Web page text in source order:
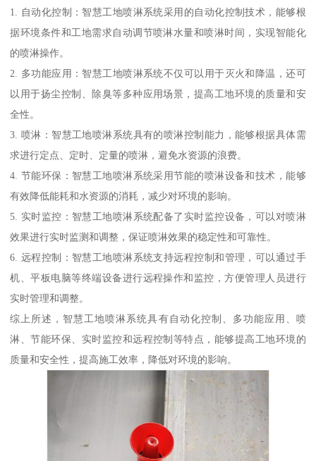
1. 自动化控制：智慧工地喷淋系统采用的自动化控制技术，能够根
据环境条件和工地需求自动调节喷淋水量和喷淋时间，实现智能化
的喷淋操作。
2. 多功能应用：智慧工地喷淋系统不仅可以用于灭火和降温，还可
以用于扬尘控制、除臭等多种应用场景，提高工地环境的质量和安
全性。
3. 喷淋：智慧工地喷淋系统具有的喷淋控制能力，能够根据具体需
求进行定点、定时、定量的喷淋，避免水资源的浪费。
4. 节能环保：智慧工地喷淋系统采用节能的喷淋设备和技术，能够
有效降低能耗和水资源的消耗，减少对环境的影响。
5. 实时监控：智慧工地喷淋系统配备了实时监控设备，可以对喷淋
效果进行实时监测和调整，保证喷淋效果的稳定性和可靠性。
6. 远程控制：智慧工地喷淋系统支持远程控制和管理，可以通过手
机、平板电脑等终端设备进行远程操作和监控，方便管理人员进行
实时管理和调整。
综上所述，智慧工地喷淋系统具有自动化控制、多功能应用、喷
淋、节能环保、实时监控和远程控制等特点，能够提高工地环境的
质量和安全性，提高施工效率，降低对环境的影响。